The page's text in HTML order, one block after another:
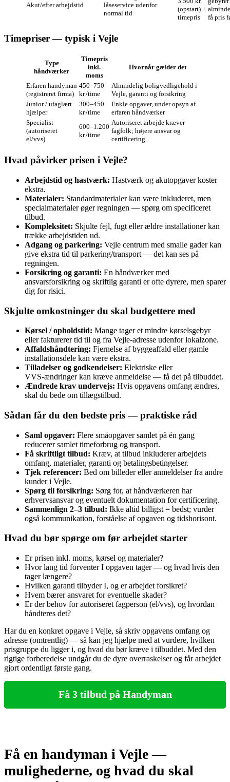
Akut/efter arbejdstid
låseservice udenfor
normal tid
(opstart) +
timepris
få pris
Timepriser — typisk i Vejle
Type
håndværker
Timepris
inkl.
moms
Hvornår gælder det
Erfaren handyman
(registreret firma)
450–750
kr./time
Almindelig boligvedligehold i
Vejle, garanti og forsikring
Junior / ufaglært
hjælper
300–450
kr./time
Enkle opgaver, under opsyn af
erfaren håndværker
Specialist
(autoriseret
el/vvs)
600–1.200
kr./time
Autoriseret arbejde kræver
fagfolk; højere ansvar og
certificering
Hvad påvirker prisen i Vejle?
Arbejdstid og hastværk: Hastværk og akutopgaver koster
ekstra.
Materialer: Standardmaterialer kan være inkluderet, men
specialmaterialer øger regningen — spørg om specificeret
tilbud.
Kompleksitet: Skjulte fejl, fugt eller ældre installationer kan
trække arbejdstiden ud.
Adgang og parkering: Vejle centrum med smalle gader kan
give ekstra tid til parkering/transport — det kan ses på
regningen.
Forsikring og garanti: En håndværker med
ansvarsforsikring og skriftlig garanti er ofte dyrere, men sparer
dig for risici.
Skjulte omkostninger du skal budgettere med
Kørsel / opholdstid: Mange tager et mindre kørselsgebyr
eller fakturerer tid til og fra Vejle‑adresse udenfor lokalzone.
Affaldshåndtering: Fjernelse af byggeaffald eller gamle
installationsdele kan være ekstra.
Tilladelser og godkendelser: Elektriske eller
VVS‑ændringer kan kræve anmeldelse — få det på tilbuddet.
Ændrede krav undervejs: Hvis opgavens omfang ændres,
skal du bede om tillægstilbud.
Sådan får du den bedste pris — praktiske råd
Saml opgaver: Flere småopgaver samlet på én gang
reducerer samlet timeforbrug og transport.
Få skriftligt tilbud: Kræv, at tilbud inkluderer arbejdets
omfang, materialer, garanti og betalingsbetingelser.
Tjek referencer: Bed om billeder eller anmeldelser fra andre
kunder i Vejle.
Spørg til forsikring: Sørg for, at håndværkeren har
erhvervsansvar og eventuelt dokumentation for certificering.
Sammenlign 2–3 tilbud: Ikke altid billigst = bedst; vurder
også kommunikation, forståelse af opgaven og tidshorisont.
Hvad du bør spørge om før arbejdet starter
Er prisen inkl. moms, kørsel og materialer?
Hvor lang tid forventer I opgaven tager — og hvad hvis den
tager længere?
Hvilken garanti tilbyder I, og er arbejdet forsikret?
Hvem bærer ansvaret for eventuelle skader?
Er der behov for autoriseret fagperson (el/vvs), og hvordan
håndteres det?
Har du en konkret opgave i Vejle, så skriv opgavens omfang og
adresse (omtrentlig) — så kan jeg hjælpe med at vurdere, hvilken
prisgruppe du ligger i, og hvad du bør kræve i tilbuddet. Med den
rigtige forberedelse undgår du de dyre overraskelser og får arbejdet
gjort ordentligt første gang.
Få 3 tilbud på Handyman
Få en handyman i Vejle —
mulighederne, og hvad du skal